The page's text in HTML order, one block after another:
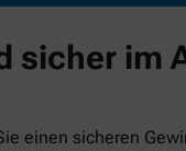
sicher im
einen sicheren